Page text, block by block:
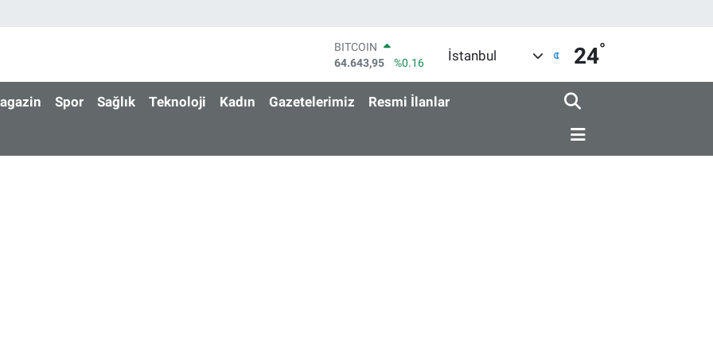
BITCOIN
64.643,95
%0.16
47,6704
EURO
64,2143
%0
İstanbul 24°
Spor Sağlık Teknoloji Kadın Gazetelerimiz Resmi İlanlar